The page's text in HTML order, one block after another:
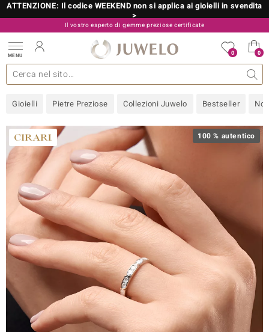
ATTENZIONE: Il codice WEEKEND non si applica ai gioielli in svendita
>
Il vostro esperto di gemme preziose certificate
800 986 787
MENU 0 0
Gioielli Pietre Preziose Collezioni Juwelo Bestseller
gioielli Design Metallo prezioso Misure anelli
più importanti Pietre preziose per colore Pietre preziose
with Love
Designs
Informazioni generali Approfondimenti Consigli
Acquistare in diretta Juwelo
100 % autentico